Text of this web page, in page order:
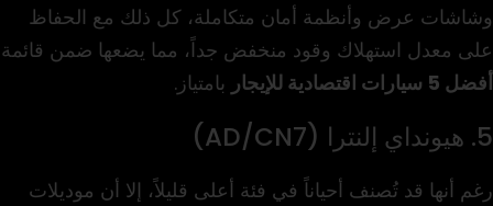
وشاشات عرض وأنظمة أمان متكاملة، كل ذلك مع الحفاظ
على معدل استهلاك وقود منخفض جداً، مما يضعها ضمن قائمة
أفضل 5 سيارات اقتصادية للإيجار
بامتياز.
5. هيونداي إلنترا (AD/CN7)
رغم أنها قد تُصنف أحياناً في فئة أعلى قليلاً، إلا أن موديلات